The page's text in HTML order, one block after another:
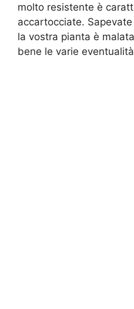
molto resistente è
accartocciate.
la vostra pianta è
bene le varie